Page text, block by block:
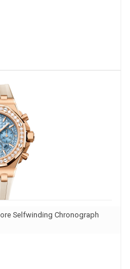
Selfwinding Chronograph